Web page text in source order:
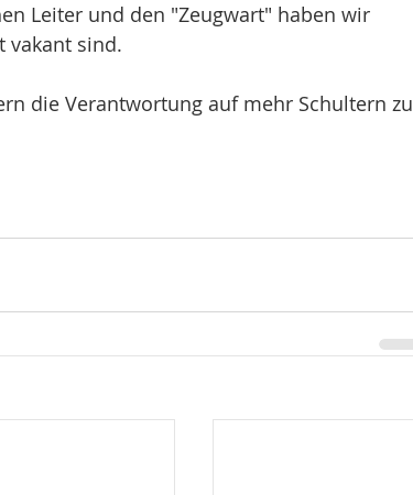
Leiter und den "Zeugwart" haben wir
vakant sind.
die Verantwortung auf mehr Schultern zu